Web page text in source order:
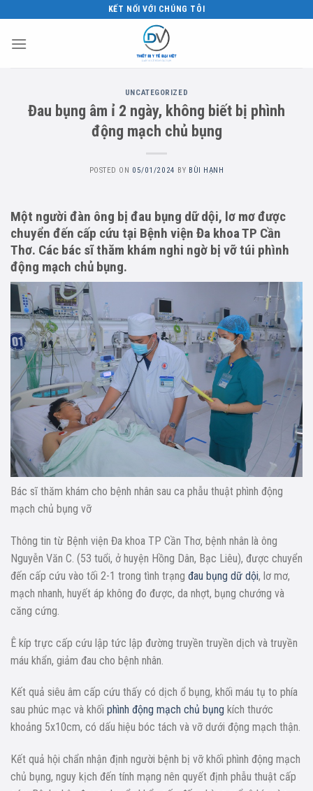
content
KẾT NỐI VỚI CHÚNG TÔI
UNCATEGORIZED
Đau bụng âm ỉ 2 ngày, không biết bị phình
động mạch chủ bụng
POSTED ON 05/01/2024 BY BÙI HẠNH
Một người đàn ông bị đau bụng dữ dội, lơ mơ được
chuyển đến cấp cứu tại Bệnh viện Đa khoa TP Cần
Thơ. Các bác sĩ thăm khám nghi ngờ bị vỡ túi phình
động mạch chủ bụng.
Bác sĩ thăm khám cho bệnh nhân sau ca phẫu thuật phình động
mạch chủ bụng vỡ
Thông tin từ Bệnh viện Đa khoa TP Cần Thơ, bệnh nhân là ông
Nguyễn Văn C. (53 tuổi, ở huyện Hồng Dân, Bạc Liêu), được chuyển
đến cấp cứu vào tối 2-1 trong tình trạng đau bụng dữ dội, lơ mơ,
mạch nhanh, huyết áp không đo được, da nhợt, bụng chướng và
căng cứng.
Ê kíp trực cấp cứu lập tức lập đường truyền truyền dịch và truyền
máu khẩn, giảm đau cho bệnh nhân.
Kết quả siêu âm cấp cứu thấy có dịch ổ bụng, khối máu tụ to phía
sau phúc mạc và khối phình động mạch chủ bụng kích thước
khoảng 5x10cm, có dấu hiệu bóc tách và vỡ dưới động mạch thận.
Kết quả hội chẩn nhận định người bệnh bị vỡ khối phình động mạch
chủ bụng, nguy kịch đến tính mạng nên quyết định phẫu thuật cấp